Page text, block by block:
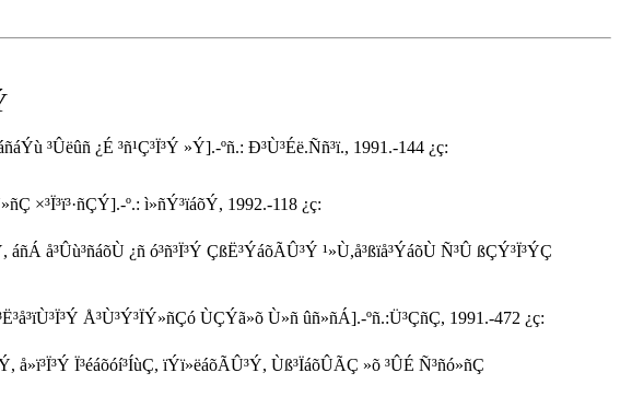
³Ûëûñ ¿É ³ñ¹Ç³Ï³Ý »Ý].-ºñ.: Ð³Ù³Éë.Ññ³ï., 1991.-144 ¿ç:
×³Ï³ï³·ñÇÝ].-º.: ì»ñÝ³ïáõÝ, 1992.-118 ¿ç:
å³Ûù³ñáõÙ ¿ñ ó³ñ³Ï³Ý ÇßË³ÝáõÃÛ³Ý ¹»Ù,å³ßïå³ÝáõÙ Ñ³Û ßÇÝ³Ï³ÝÇ
Å³Ù³Ý³ÏÝ»ñÇó ÙÇÝã»õ Ù»ñ ûñ»ñÁ].-ºñ.:Ü³ÇñÇ, 1991.-472 ¿ç:
å»ï³Ï³Ý Ï³éáõóí³ÍùÇ, ïÝï»ëáõÃÛ³Ý, Ùß³ÏáõÛÃÇ »õ ³ÛÉ Ñ³ñó»ñÇ